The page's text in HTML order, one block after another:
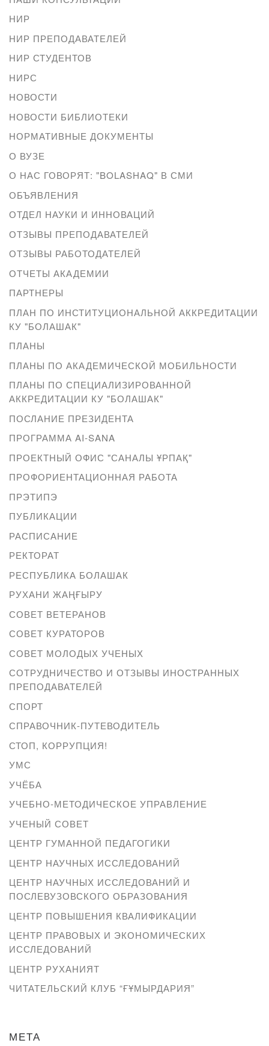
НИР
НИР ПРЕПОДАВАТЕЛЕЙ
НИР СТУДЕНТОВ
НИРС
НОВОСТИ
НОВОСТИ БИБЛИОТЕКИ
НОРМАТИВНЫЕ ДОКУМЕНТЫ
О ВУЗЕ
О НАС ГОВОРЯТ: "BOLASHAQ" В СМИ
ОБЪЯВЛЕНИЯ
ОТДЕЛ НАУКИ И ИННОВАЦИЙ
ОТЗЫВЫ ПРЕПОДАВАТЕЛЕЙ
ОТЗЫВЫ РАБОТОДАТЕЛЕЙ
ОТЧЕТЫ АКАДЕМИИ
ПАРТНЕРЫ
ПЛАН ПО ИНСТИТУЦИОНАЛЬНОЙ АККРЕДИТАЦИИ
КУ "БОЛАШАК"
ПЛАНЫ
ПЛАНЫ ПО АКАДЕМИЧЕСКОЙ МОБИЛЬНОСТИ
ПЛАНЫ ПО СПЕЦИАЛИЗИРОВАННОЙ
АККРЕДИТАЦИИ КУ "БОЛАШАК"
ПОСЛАНИЕ ПРЕЗИДЕНТА
ПРОГРАММА AI-SANA
ПРОЕКТНЫЙ ОФИС "САНАЛЫ ҰРПАҚ"
ПРОФОРИЕНТАЦИОННАЯ РАБОТА
ПРЭТИПЭ
ПУБЛИКАЦИИ
РАСПИСАНИЕ
РЕКТОРАТ
РЕСПУБЛИКА БОЛАШАК
РУХАНИ ЖАҢҒЫРУ
СОВЕТ ВЕТЕРАНОВ
СОВЕТ КУРАТОРОВ
СОВЕТ МОЛОДЫХ УЧЕНЫХ
СОТРУДНИЧЕСТВО И ОТЗЫВЫ ИНОСТРАННЫХ
ПРЕПОДАВАТЕЛЕЙ
СПОРТ
СПРАВОЧНИК-ПУТЕВОДИТЕЛЬ
СТОП, КОРРУПЦИЯ!
УМС
УЧЁБА
УЧЕБНО-МЕТОДИЧЕСКОЕ УПРАВЛЕНИЕ
УЧЕНЫЙ СОВЕТ
ЦЕНТР ГУМАННОЙ ПЕДАГОГИКИ
ЦЕНТР НАУЧНЫХ ИССЛЕДОВАНИЙ
ЦЕНТР НАУЧНЫХ ИССЛЕДОВАНИЙ И
ПОСЛЕВУЗОВСКОГО ОБРАЗОВАНИЯ
ЦЕНТР ПОВЫШЕНИЯ КВАЛИФИКАЦИИ
ЦЕНТР ПРАВОВЫХ И ЭКОНОМИЧЕСКИХ
ИССЛЕДОВАНИЙ
ЦЕНТР РУХАНИЯТ
ЧИТАТЕЛЬСКИЙ КЛУБ “ҒҰМЫРДАРИЯ”
МЕТА